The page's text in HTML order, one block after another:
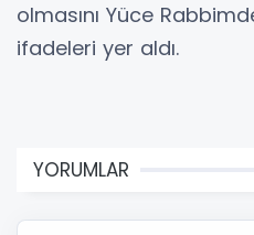
olmasını Yüce
ifadeleri yer aldı.
YORUMLAR